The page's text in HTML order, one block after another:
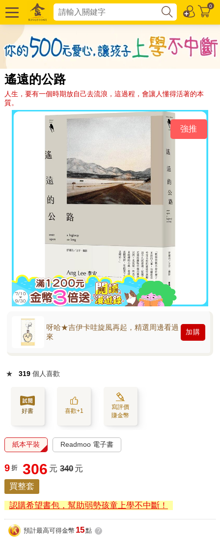
0
遙遠的公路
人生，要有一個時期放自己去流浪，這過程，會讓人懂得活著的本
質。
強推
呀哈★吉伊卡哇旋風再起，精選周邊看過
來
加購
★ 319 個人喜歡
好書 喜歡+1
寫評價
賺金幣
紙本平裝 Readmoo 電子書
9 折 306 元 340 元
買整套
認購希望書包，幫助弱勢孩童上學不中斷！
預計最高可得金幣 15點 ?